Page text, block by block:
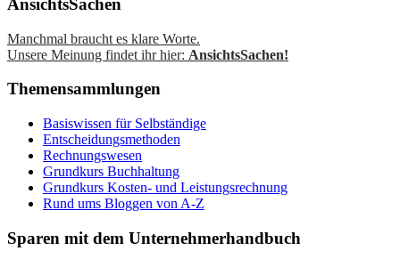
AnsichtsSachen
Manchmal braucht es klare Worte.
Unsere Meinung findet ihr hier: AnsichtsSachen!
Themensammlungen
Basiswissen für Selbständige
Entscheidungsmethoden
Rechnungswesen
Grundkurs Buchhaltung
Grundkurs Kosten- und Leistungsrechnung
Rund ums Bloggen von A-Z
Sparen mit dem Unternehmerhandbuch